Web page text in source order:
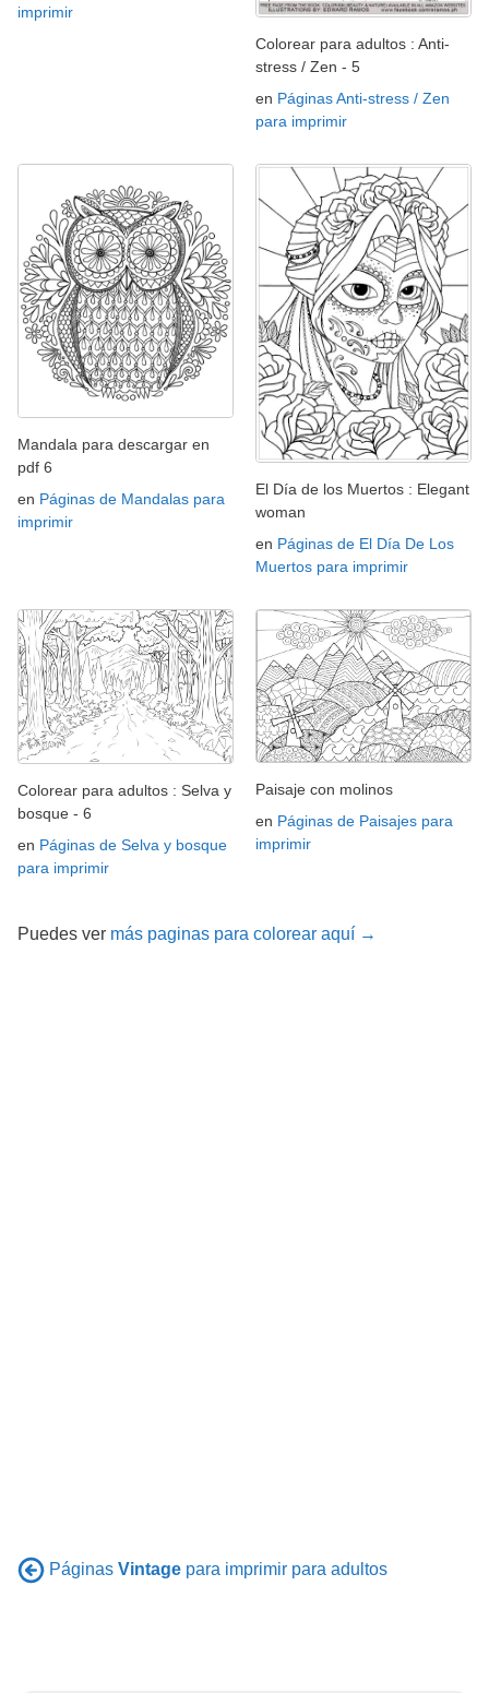
imprimir
Colorear para adultos : Anti-
stress / Zen - 5
en Páginas Anti-stress / Zen
para imprimir
Mandala para descargar en
pdf 6
en Páginas de Mandalas para
imprimir
El Día de los Muertos : Elegant
woman
en Páginas de El Día De Los
Muertos para imprimir
Colorear para adultos : Selva y
bosque - 6
en Páginas de Selva y bosque
para imprimir
Paisaje con molinos
en Páginas de Paisajes para
imprimir
Puedes ver más paginas para colorear aquí →
Páginas Vintage para imprimir para adultos